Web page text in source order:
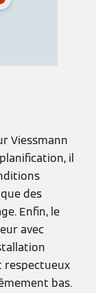
Viessmann
il
des
Enfin, le
avec
bas.